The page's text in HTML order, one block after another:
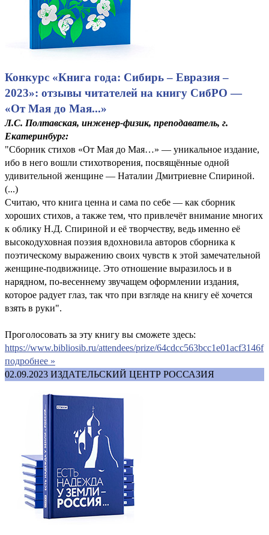
Конкурс «Книга года: Сибирь – Евразия –
2023»: отзывы читателей на книгу СибРО —
«От Мая до Мая...»
Л.С. Полтавская, инженер-физик, преподаватель, г.
Екатеринбург:
"Сборник стихов «От Мая до Мая…» — уникальное издание,
ибо в него вошли стихотворения, посвящённые одной
удивительной женщине — Наталии Дмитриевне Спириной.
(...)
Считаю, что книга ценна и сама по себе — как сборник
хороших стихов, а также тем, что привлечёт внимание многих
к облику Н.Д. Спириной и её творчеству, ведь именно её
высокодуховная поэзия вдохновила авторов сборника к
поэтическому выражению своих чувств к этой замечательной
женщине-подвижнице. Это отношение выразилось и в
нарядном, по-весеннему звучащем оформлении издания,
которое радует глаз, так что при взгляде на книгу её хочется
взять в руки".
Проголосовать за эту книгу вы сможете здесь:
https://www.bibliosib.ru/attendees/prize/64cdcc563bcc1e01acf3146f
подробнее »
02.09.2023 ИЗДАТЕЛЬСКИЙ ЦЕНТР РОССАЗИЯ